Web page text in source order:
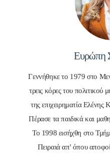
Ευρώπη
Γεννήθηκε το 1979 στο
τρεις κόρες του
της επιχειρηματία
Πέρασε τα παιδικά και
Το 1998 εισήχθη στο
Πειραιά απ' όπου